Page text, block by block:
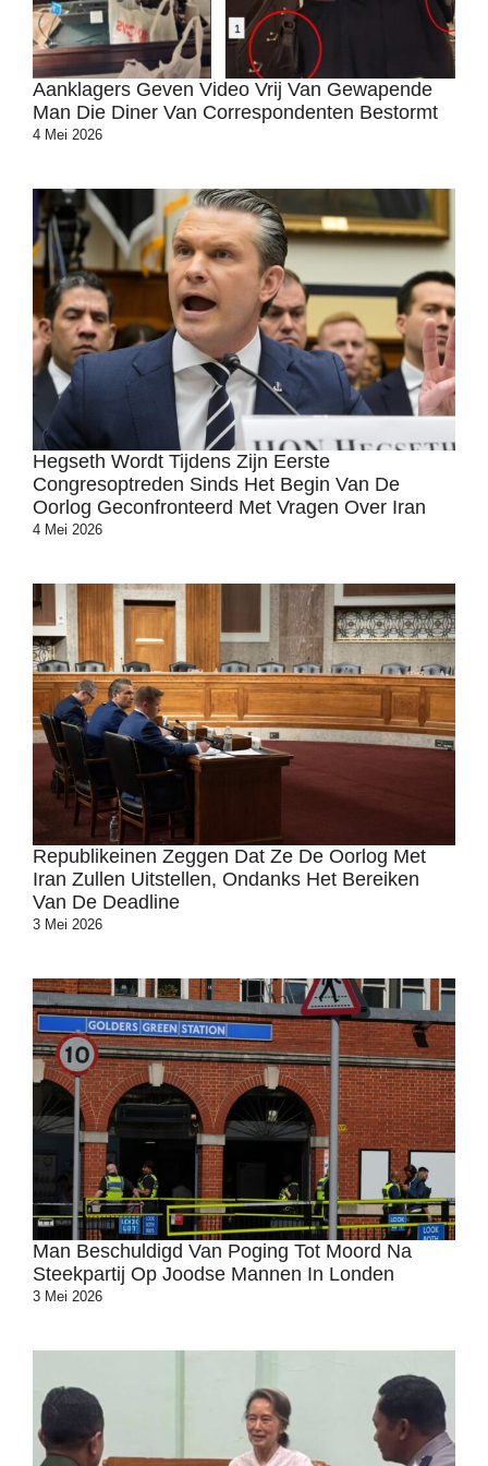
Aanklagers Geven Video Vrij Van Gewapende
Man Die Diner Van Correspondenten Bestormt
4 Mei 2026
Hegseth Wordt Tijdens Zijn Eerste
Congresoptreden Sinds Het Begin Van De
Oorlog Geconfronteerd Met Vragen Over Iran
4 Mei 2026
Republikeinen Zeggen Dat Ze De Oorlog Met
Iran Zullen Uitstellen, Ondanks Het Bereiken
Van De Deadline
3 Mei 2026
Man Beschuldigd Van Poging Tot Moord Na
Steekpartij Op Joodse Mannen In Londen
3 Mei 2026